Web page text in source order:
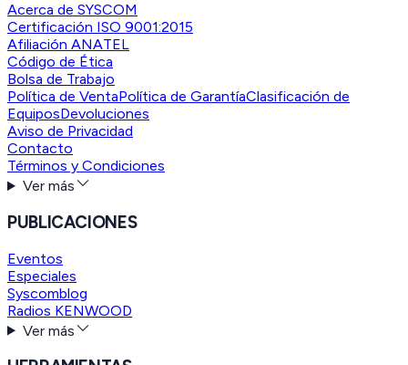
Acerca de SYSCOM
Certificación ISO 9001:2015
Afiliación ANATEL
Código de Ética
Bolsa de Trabajo
Política de VentaPolítica de GarantíaClasificación de
EquiposDevoluciones
Aviso de Privacidad
Contacto
Términos y Condiciones
Ver más
PUBLICACIONES
Eventos
Especiales
Syscomblog
Radios KENWOOD
Ver más